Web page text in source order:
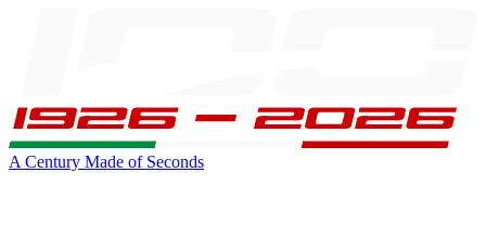
A Century Made of Seconds